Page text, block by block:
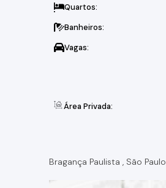
Quartos:
Banheiros:
Vagas:
Área Privada:
Bragança Paulista , São Paulo